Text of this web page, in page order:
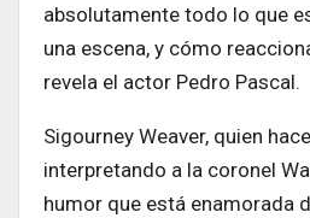
absolutamente todo lo que
una escena, y cómo
revela el actor Pedro Pascal.
Sigourney Weaver, quien
interpretando a la coronel
humor que está enamorada